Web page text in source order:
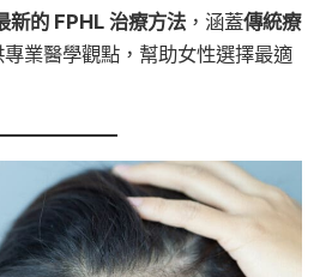
新的 FPHL 治療方法 ，涵蓋傳統療
業醫學觀點，幫助女性選擇最適